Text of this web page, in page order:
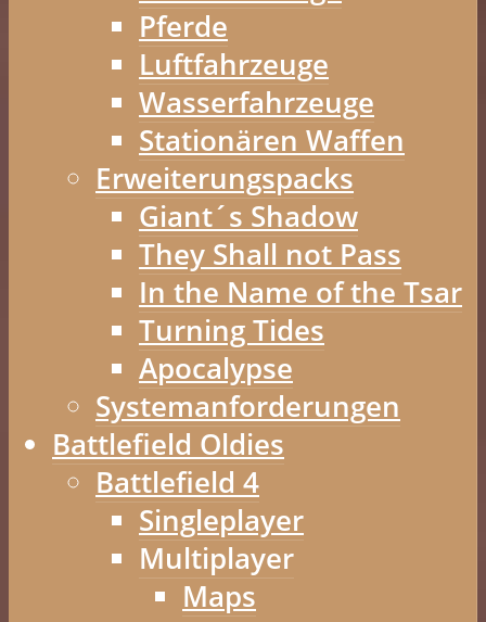
Pferde
Luftfahrzeuge
Wasserfahrzeuge
Stationären Waffen
Erweiterungspacks
Giant´s Shadow
They Shall not Pass
In the Name of the Tsar
Turning Tides
Apocalypse
Systemanforderungen
Battlefield Oldies
Battlefield 4
Singleplayer
Multiplayer
Maps